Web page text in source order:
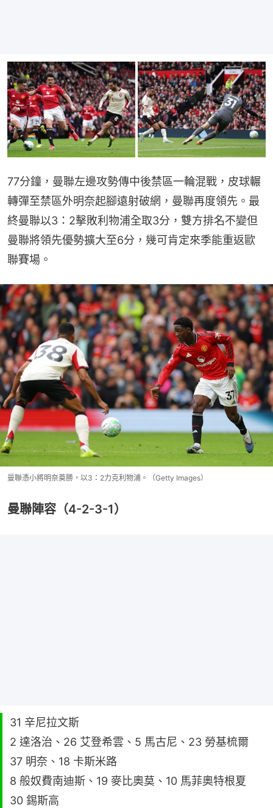
77分鐘，曼聯左邊攻勢傳中後禁區一輪混戰，皮球輾
轉彈至禁區外明奈起腳遠射破網，曼聯再度領先。最
終曼聯以3：2擊敗利物浦全取3分，雙方排名不變但
曼聯將領先優勢擴大至6分，幾可肯定來季能重返歐
聯賽場。
曼聯憑小將明奈奠勝，以3：2力克利物浦。（Getty Images）
曼聯陣容（4-2-3-1）
31 辛尼拉文斯
2 達洛治、26 艾登希雲、5 馬古尼、23 勞基梳爾
37 明奈、18 卡斯米路
8 般奴費南迪斯、19 麥比奧莫、10 馬菲奧特根夏
30 錫斯高